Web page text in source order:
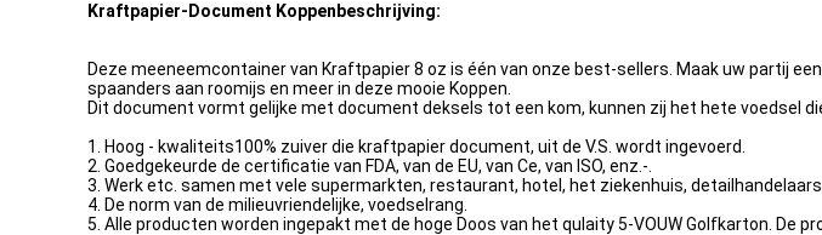
Kraftpapier-Document Koppenbeschrijving:
Deze meeneemcontainer van Kraftpapier 8 oz is één van onze best-sellers. Maak uw partij
spaanders aan roomijs en meer in deze mooie Koppen.
Dit document vormt gelijke met document deksels tot een kom, kunnen zij het hete voedsel
1. Hoog - kwaliteits100% zuiver die kraftpapier document, uit de V.S. wordt ingevoerd.
2. Goedgekeurde de certificatie van FDA, van de EU, van Ce, van ISO, enz.-.
3. Werk etc. samen met vele supermarkten, restaurant, hotel, het ziekenhuis,
4. De norm van de milieuvriendelijke, voedselrang.
5. Alle producten worden ingepakt met de hoge Doos van het qulaity 5-VOUW Golfkarton. De